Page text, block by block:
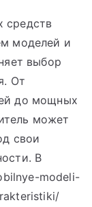
средств
моделей и
выбор
От
до мощных
может
свои
В
modeli-